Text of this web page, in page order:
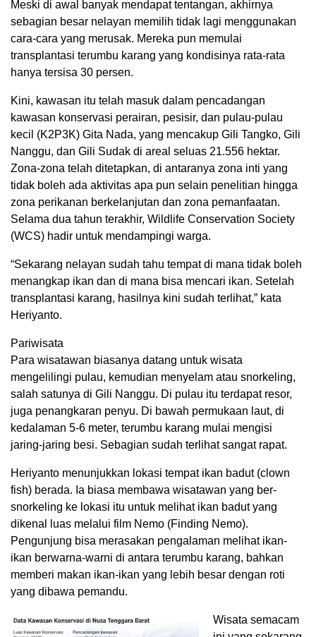
Meski di awal banyak mendapat tentangan, akhirnya
sebagian besar nelayan memilih tidak lagi menggunakan
cara-cara yang merusak. Mereka pun memulai
transplantasi terumbu karang yang kondisinya rata-rata
hanya tersisa 30 persen.
Kini, kawasan itu telah masuk dalam pencadangan
kawasan konservasi perairan, pesisir, dan pulau-pulau
kecil (K2P3K) Gita Nada, yang mencakup Gili Tangko, Gili
Nanggu, dan Gili Sudak di areal seluas 21.556 hektar.
Zona-zona telah ditetapkan, di antaranya zona inti yang
tidak boleh ada aktivitas apa pun selain penelitian hingga
zona perikanan berkelanjutan dan zona pemanfaatan.
Selama dua tahun terakhir, Wildlife Conservation Society
(WCS) hadir untuk mendampingi warga.
“Sekarang nelayan sudah tahu tempat di mana tidak boleh
menangkap ikan dan di mana bisa mencari ikan. Setelah
transplantasi karang, hasilnya kini sudah terlihat,” kata
Heriyanto.
Pariwisata
Para wisatawan biasanya datang untuk wisata
mengelilingi pulau, kemudian menyelam atau snorkeling,
salah satunya di Gili Nanggu. Di pulau itu terdapat resor,
juga penangkaran penyu. Di bawah permukaan laut, di
kedalaman 5-6 meter, terumbu karang mulai mengisi
jaring-jaring besi. Sebagian sudah terlihat sangat rapat.
Heriyanto menunjukkan lokasi tempat ikan badut (clown
fish) berada. Ia biasa membawa wisatawan yang ber-
snorkeling ke lokasi itu untuk melihat ikan badut yang
dikenal luas melalui film Nemo (Finding Nemo).
Pengunjung bisa merasakan pengalaman melihat ikan-
ikan berwarna-warni di antara terumbu karang, bahkan
memberi makan ikan-ikan yang lebih besar dengan roti
yang dibawa pemandu.
Wisata semacam